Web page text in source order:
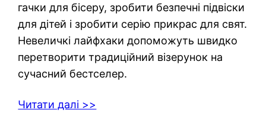
гачки для бісеру, зробити безпечні підвіски
для дітей і зробити серію прикрас для свят.
Невеличкі лайфхаки допоможуть швидко
перетворити традиційний візерунок на
сучасний бестселер.
Читати далі >>